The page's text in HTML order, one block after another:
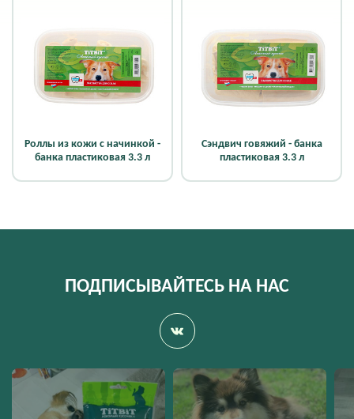
Роллы из кожи с начинкой -
банка пластиковая 3.3 л
Сэндвич говяжий - банка
пластиковая 3.3 л
ПОДПИСЫВАЙТЕСЬ НА НАС